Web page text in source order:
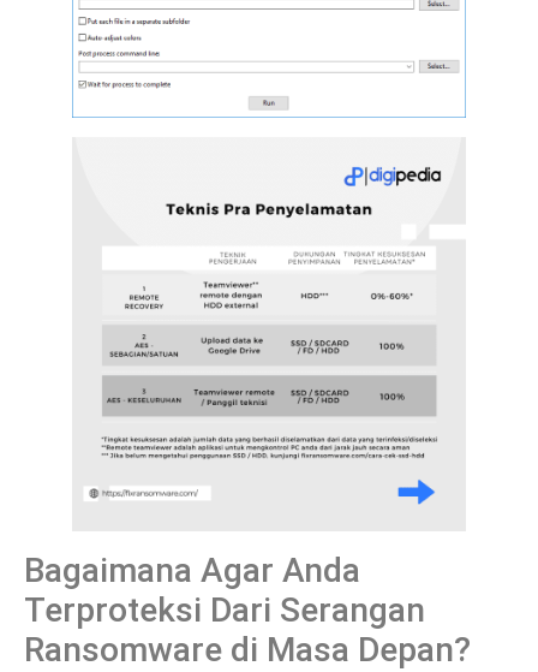
Bagaimana Agar Anda
Terproteksi Dari Serangan
Ransomware di Masa Depan?